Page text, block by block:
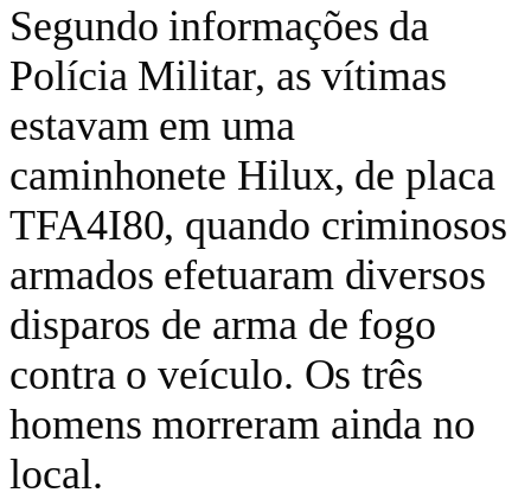
Segundo informações da
Polícia Militar, as vítimas
estavam em uma
caminhonete Hilux, de placa
TFA4I80, quando criminosos
armados efetuaram diversos
disparos de arma de fogo
contra o veículo. Os três
homens morreram ainda no
local.